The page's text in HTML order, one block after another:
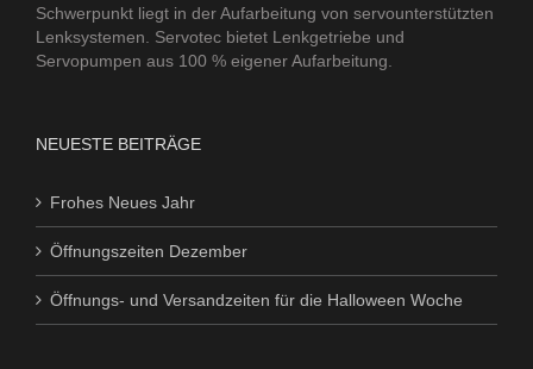
Schwerpunkt liegt in der Aufarbeitung von servounterstützten
Lenksystemen. Servotec bietet Lenkgetriebe und
Servopumpen aus 100 % eigener Aufarbeitung.
NEUESTE BEITRÄGE
Frohes Neues Jahr
Öffnungszeiten Dezember
Öffnungs- und Versandzeiten für die Halloween Woche